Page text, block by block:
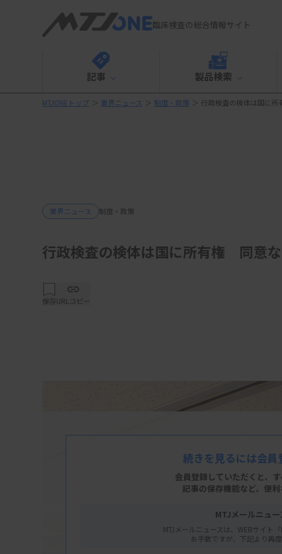
臨床検査の総合情報サイト
記事 製品検索
MTJONEトップ ＞ 業界ニュース ＞ 制度・政策 ＞ 行政検査の検体は国に
業界ニュース 制度・政策
行政検査の検体は国に所有権 同意
保存URLコピー
続きを見るには会員
会員登録していただくと、
記事の保存機能など、便利
MTJメールニュ
MTJメールニュースは、WEBサイト
お手数ですが、下記より再